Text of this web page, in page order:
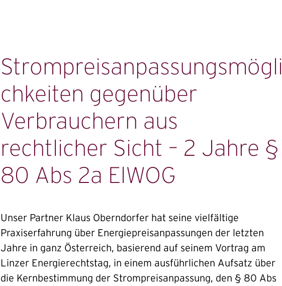
Strompreisanpassungsmögli
chkeiten gegenüber
Verbrauchern aus
rechtlicher Sicht – 2 Jahre §
80 Abs 2a ElWOG
Unser Partner Klaus Oberndorfer hat seine vielfältige
Praxiserfahrung über Energiepreisanpassungen der letzten
Jahre in ganz Österreich, basierend auf seinem Vortrag am
Linzer Energierechtstag, in einem ausführlichen Aufsatz über
die Kernbestimmung der Strompreisanpassung, den § 80 Abs